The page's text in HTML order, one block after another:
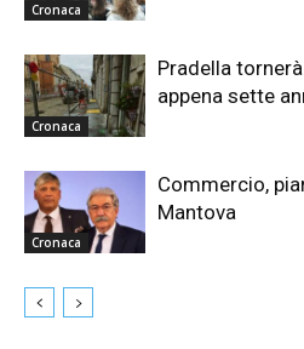
Cronaca
Cronaca
Pradella
appena sette
Cronaca
Commercio,
Mantova